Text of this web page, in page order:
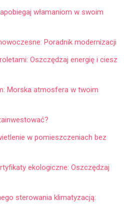
włamaniom w swoim
Poradnik modernizacji
Oszczędzaj energię i ciesz
Morska atmosfera w twoim
w pomieszczeniach bez
ekologiczne: Oszczędzaj
sterowania klimatyzacją: